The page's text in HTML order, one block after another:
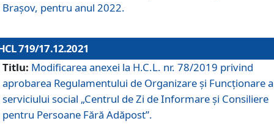
Brașov, pentru anul 2022.
719/17.12.2021
Titlu: Modificarea anexei la H.C.L. nr. 78/2019 privind
aprobarea Regulamentului de Organizare și Funcționare
serviciului social „Centrul de Zi de Informare şi Consiliere
pentru Persoane Fără Adăpost”.